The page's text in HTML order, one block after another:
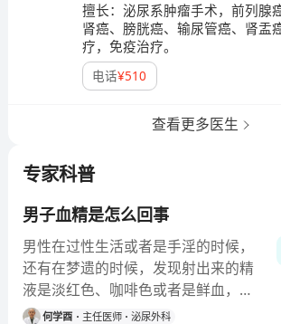
擅长：泌尿系肿瘤手术，前列腺
肾癌、膀胱癌、输尿管癌、肾盂
疗，免疫治疗。
电话¥510
查看更多医生
专家科普
男子血精是怎么回事
男性在过性生活或者是手淫的时候，
还有在梦遗的时候，发现射出来的精
液是淡红色、咖啡色或者是鲜血，这
种情况就称之为血精。如果这个精液
何学酉 主任医师 泌尿外科